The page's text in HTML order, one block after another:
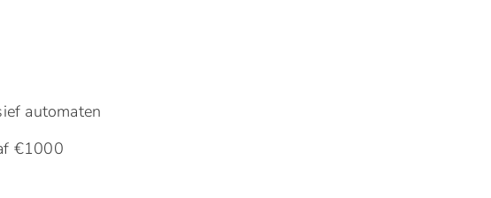
automaten
€1000